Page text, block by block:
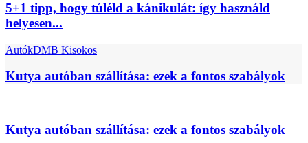
5+1 tipp, hogy túléld a kánikulát: így használd
helyesen...
AutókDMB Kisokos
Kutya autóban szállítása: ezek a fontos szabályok
Kutya autóban szállítása: ezek a fontos szabályok